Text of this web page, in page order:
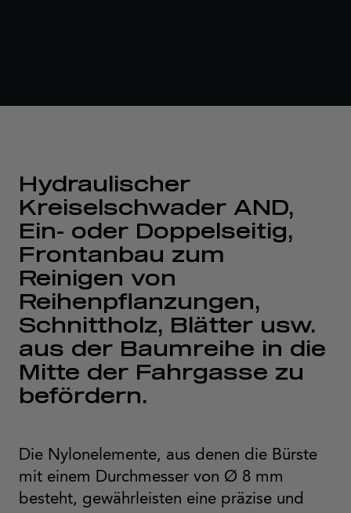
Hydraulischer
Kreiselschwader AND,
Ein- oder Doppelseitig,
Frontanbau zum
Reinigen von
Reihenpflanzungen,
Schnittholz, Blätter usw.
aus der Baumreihe in die
Mitte der Fahrgasse zu
befördern.
Die Nylonelemente, aus denen die Bürste
mit einem Durchmesser von Ø 8 mm
besteht, gewährleisten eine präzise und